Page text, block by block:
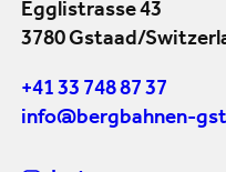
Egglistrasse 43
3780 Gstaad/
+41 33 748 87 37
info@bergbahnen-